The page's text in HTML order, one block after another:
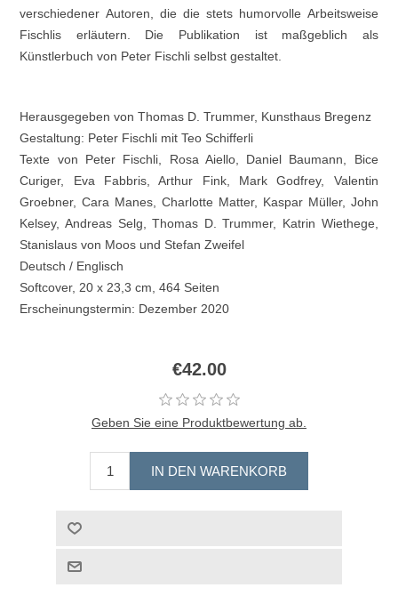
verschiedener Autoren, die die stets humorvolle Arbeitsweise
Fischlis erläutern. Die Publikation ist maßgeblich als
Künstlerbuch von Peter Fischli selbst gestaltet.
Herausgegeben von Thomas D. Trummer, Kunsthaus Bregenz
Gestaltung: Peter Fischli mit Teo Schifferli
Texte von Peter Fischli, Rosa Aiello, Daniel Baumann, Bice
Curiger, Eva Fabbris, Arthur Fink, Mark Godfrey, Valentin
Groebner, Cara Manes, Charlotte Matter, Kaspar Müller, John
Kelsey, Andreas Selg, Thomas D. Trummer, Katrin Wiethege,
Stanislaus von Moos und Stefan Zweifel
Deutsch / Englisch
Softcover, 20 x 23,3 cm, 464 Seiten
Erscheinungstermin: Dezember 2020
€42.00
Geben Sie eine Produktbewertung ab.